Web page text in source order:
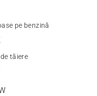
pe benzină
tăiere